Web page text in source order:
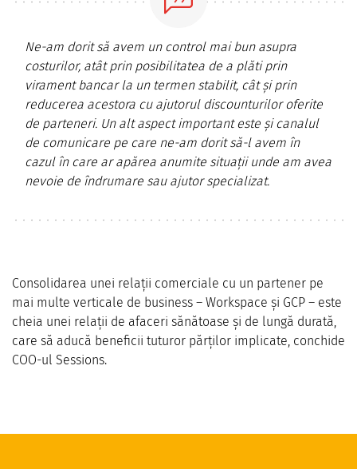
Ne-am dorit să avem un control mai bun asupra
costurilor, atât prin posibilitatea de a plăti prin
virament bancar la un termen stabilit, cât și prin
reducerea acestora cu ajutorul discounturilor oferite
de parteneri. Un alt aspect important este și canalul
de comunicare pe care ne-am dorit să-l avem în
cazul în care ar apărea anumite situații unde am avea
nevoie de îndrumare sau ajutor specializat.
Consolidarea unei relații comerciale cu un partener pe
mai multe verticale de business – Workspace și GCP – este
cheia unei relații de afaceri sănătoase și de lungă durată,
care să aducă beneficii tuturor părților implicate, conchide
COO-ul Sessions.